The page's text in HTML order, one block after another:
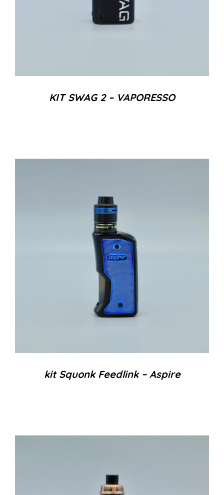
KIT SWAG 2 – VAPORESSO
kit Squonk Feedlink – Aspire